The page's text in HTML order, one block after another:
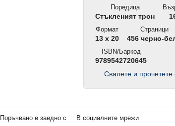
Поредица
Стъкленият трон
Формат
13 x 20
Страници
456 черно-
ISBN/Баркод
9789542720645
Свалете и прочетете
Поръчвано е заедно с В социалните мрежи